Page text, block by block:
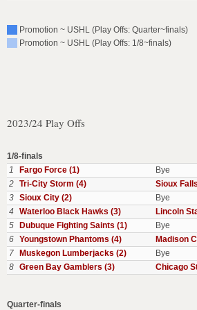
Promotion ~ USHL (Play Offs: Quarter~finals)
Promotion ~ USHL (Play Offs: 1/8~finals)
2023/24 Play Offs
1/8-finals
1
Fargo Force (1)
Bye
2 Tri-City Storm (4) Sioux
3 Sioux City (2)
Bye
4
Waterloo Black Hawks (3) Lincoln
5
Dubuque Fighting Saints (1)
Bye
6 Youngstown Phantoms (4) Madison
7
Muskegon Lumberjacks (2)
Bye
8 Green Bay Gamblers (3) Chicago
Quarter-finals